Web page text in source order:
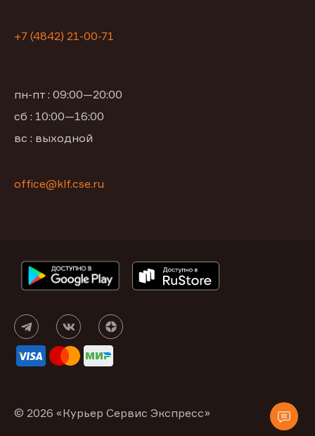
+7 (4842) 21-00-71
пн-пт : 09:00—20:00
сб : 10:00—16:00
вс : выходной
office@klf.cse.ru
© 2026 «Курьер Сервис Экспресс»